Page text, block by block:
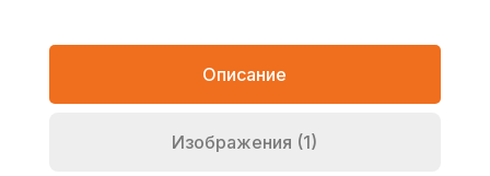
Описание
Изображения (1)